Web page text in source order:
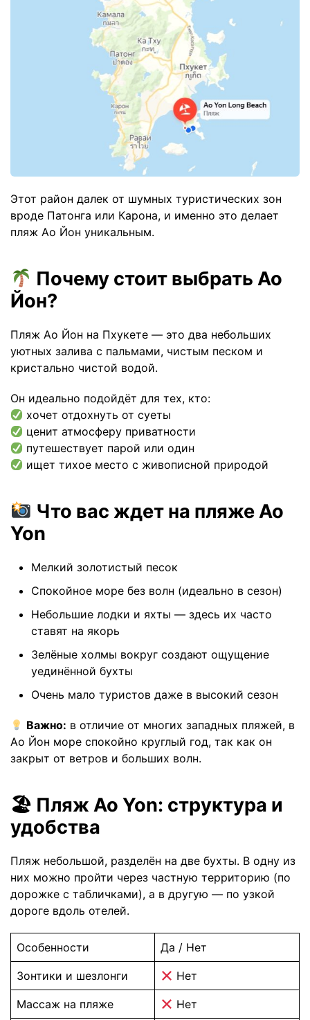
Этот район далек от шумных туристических зон
вроде Патонга или Карона, и именно это делает
пляж Ао Йон уникальным.
Почему стоит выбрать Ао
Йон?
Пляж Ао Йон на Пхукете — это два небольших
уютных залива с пальмами, чистым песком и
кристально чистой водой.
Он идеально подойдёт для тех, кто:
хочет отдохнуть от суеты
ценит атмосферу приватности
путешествует парой или один
ищет тихое место с живописной природой
Что вас ждет на пляже Ao
Yon
Мелкий золотистый песок
Спокойное море без волн (идеально в сезон)
Небольшие лодки и яхты — здесь их часто
ставят на якорь
Зелёные холмы вокруг создают ощущение
уединённой бухты
Очень мало туристов даже в высокий сезон
Важно: в отличие от многих западных пляжей, в
Ао Йон море спокойно круглый год, так как он
закрыт от ветров и больших волн.
🏖 Пляж Ao Yon: структура и
удобства
Пляж небольшой, разделён на две бухты. В одну из
них можно пройти через частную территорию (по
дорожке с табличками), а в другую — по узкой
дороге вдоль отелей.
Особенности Да / Нет
Зонтики и шезлонги Нет
Массаж на пляже Нет